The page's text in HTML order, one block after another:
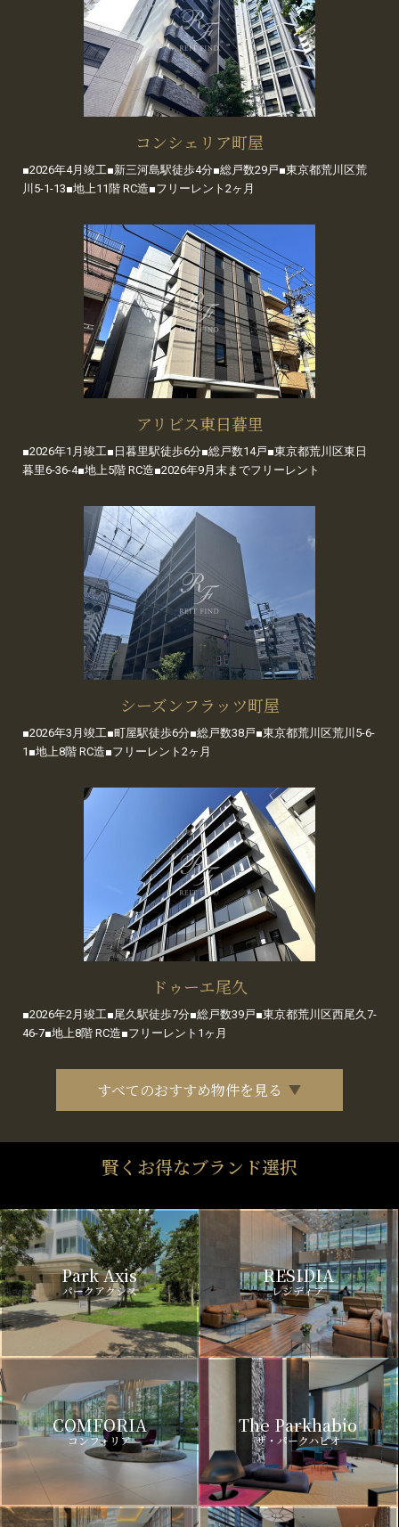
コンシェリア町屋
■2026年4月竣工■新三河島駅徒歩4分■総戸数29戸■東京都荒川区荒
川5-1-13■地上11階 RC造■フリーレント2ヶ月
アリビス東日暮里
■2026年1月竣工■日暮里駅徒歩6分■総戸数14戸■東京都荒川区東日
暮里6-36-4■地上5階 RC造■2026年9月末までフリーレント
シーズンフラッツ町屋
■2026年3月竣工■町屋駅徒歩6分■総戸数38戸■東京都荒川区荒川5-6-
1■地上8階 RC造■フリーレント2ヶ月
ドゥーエ尾久
■2026年2月竣工■尾久駅徒歩7分■総戸数39戸■東京都荒川区西尾久7-
46-7■地上8階 RC造■フリーレント1ヶ月
すべてのおすすめ物件を見る
賢くお得なブランド選択
Park Axis
パークアクシス
RESIDIA
レジディア
COMFORIA
コンフォリア
The Parkhabio
ザ・パークハビオ